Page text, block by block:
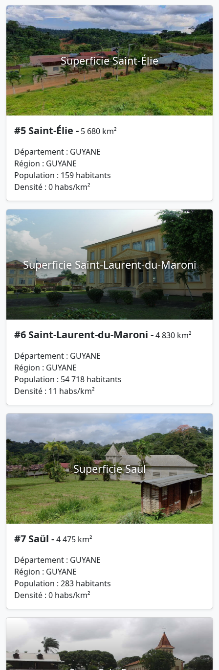
Superficie Saint-Élie
#5 Saint-Élie - 5 680 km²
Département : GUYANE
Région : GUYANE
Population : 159 habitants
Densité : 0 habs/km²
Superficie Saint-Laurent-du-Maroni
#6 Saint-Laurent-du-Maroni -4 830 km²
Département : GUYANE
Région : GUYANE
Population : 54 718 habitants
Densité : 11 habs/km²
Superficie Saül
#7 Saül -4 475 km²
Département : GUYANE
Région : GUYANE
Population : 283 habitants
Densité : 0 habs/km²